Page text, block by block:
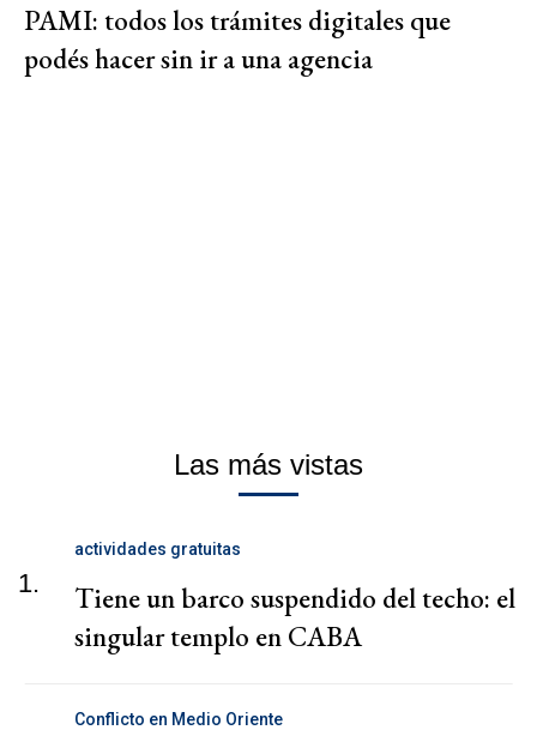
PAMI: todos los trámites digitales que
podés hacer sin ir a una agencia
Las más vistas
1.
actividades gratuitas
Tiene un barco suspendido del techo: el
singular templo en CABA
Conflicto en Medio Oriente